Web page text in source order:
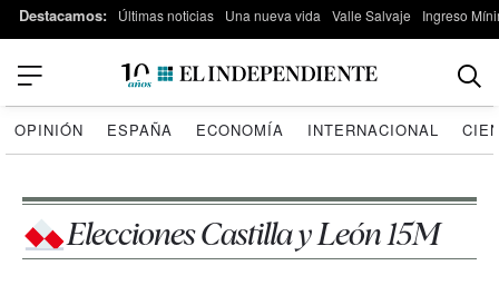
Destacamos: Últimas noticias Una nueva vida Valle Salvaje Ingreso
OPINIÓN ESPAÑA ECONOMÍA INTERNACIONAL
Elecciones Castilla y León 15M